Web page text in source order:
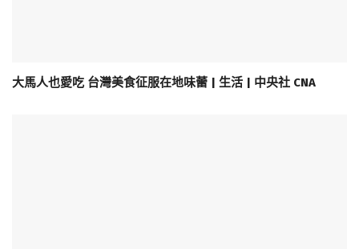
大馬人也愛吃 台灣美食征服在地味蕾 | 生活 | 中央社 CNA